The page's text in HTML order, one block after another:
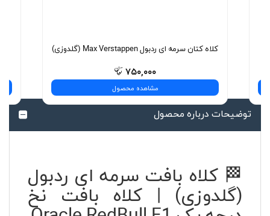
کلاه کتان سرمه ای ردبول Max Verstappen (گلدوزی)
۷۵۰,۰۰۰
مشاهده محصول
توضیحات درباره محصول
🏁 کلاه بافت سرمه ای ردبول
(گلدوزی) | کلاه بافت نخ